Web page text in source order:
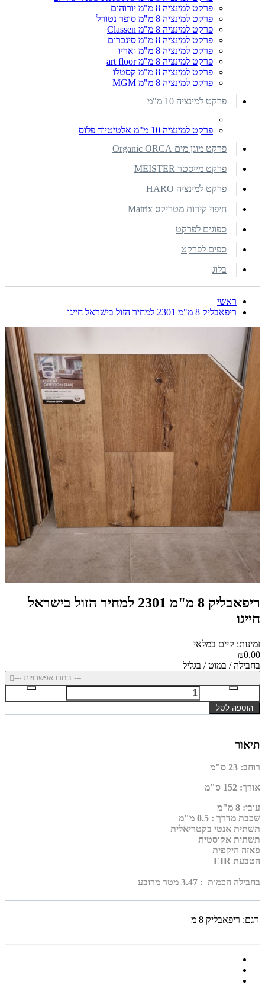
פרקט למינציה 8 מ"מ יורוהום
פרקט למינציה 8 מ"מ סופר נטורל
פרקט למינציה 8 מ"מ Classen
פרקט למינציה 8 מ"מ סינכרום
פרקט למינציה 8 מ"מ ואריו
פרקט למינציה 8 מ"מ art floor
פרקט למינציה 8 מ"מ קסטלו
פרקט למינציה 8 מ"מ MGM
פרקט למינציה 10 מ"מ
פרקט למינציה 10 מ"מ אלטיטיוד פלוס
פרקט מוגן מים Organic ORCA
פרקט מייסטר MEISTER
פרקט למינציה HARO
חיפוי קירות מטריקס Matrix
ספוגים לפרקט
ספים לפרקט
בלוג
ראשי
ריפאבליק 8 מ"מ 2301 למחיר הזול בישראל חייגו
ריפאבליק 8 מ"מ 2301 למחיר הזול בישראל
חייגו
זמינות: קיים במלאי
₪0.00
בחבילה / במוט / בגליל
--- בחרו אפשרויות ---
הוספה לסל
תיאור
רוחב: 23 ס"מ
אורך: 152 ס"מ
עובי: 8 מ"מ
שכבת מדרך : 0.5 מ"מ
תשתית אנטי בקטריאלית
תשתית אקוסטית
פאזה היקפית
הטבעת EIR
בחבילה הכמות : 3.47 מטר מרובע
דגם: ריפאבליק 8 מ